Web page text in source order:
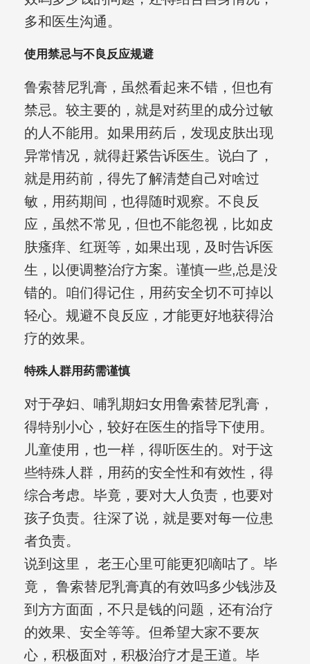
多和医生沟通。
使用禁忌与不良反应规避
鲁索替尼乳膏，虽然看起来不错，但也有
禁忌。较主要的，就是对药里的成分过敏
的人不能用。如果用药后，发现皮肤出现
异常情况，就得赶紧告诉医生。说白了，
就是用药前，得先了解清楚自己对啥过
敏，用药期间，也得随时观察。不良反
应，虽然不常见，但也不能忽视，比如皮
肤瘙痒、红斑等，如果出现，及时告诉医
生，以便调整治疗方案。谨慎一些,总是没
错的。咱们得记住，用药安全切不可掉以
轻心。规避不良反应，才能更好地获得治
疗的效果。
特殊人群用药需谨慎
对于孕妇、哺乳期妇女用鲁索替尼乳膏，
得特别小心，较好在医生的指导下使用。
儿童使用，也一样，得听医生的。对于这
些特殊人群，用药的安全性和有效性，得
综合考虑。毕竟，要对大人负责，也要对
孩子负责。往深了说，就是要对每一位患
者负责。
说到这里， 老王心里可能更犯嘀咕了。毕
竟， 鲁索替尼乳膏真的有效吗多少钱涉及
到方方面面，不只是钱的问题，还有治疗
的效果、安全等等。但希望大家不要灰
心，积极面对，积极治疗才是王道。毕